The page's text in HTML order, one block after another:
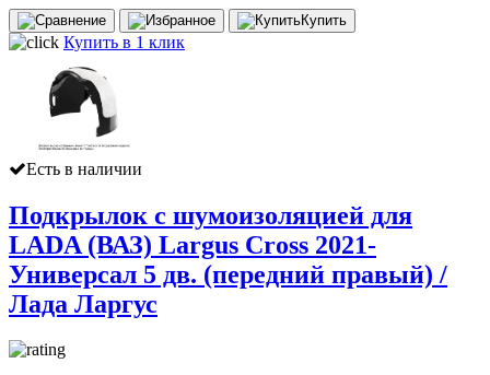
Купить
Купить в 1 клик
Есть в наличии
Подкрылок с шумоизоляцией для
LADA (ВАЗ) Largus Cross 2021-
Универсал 5 дв. (передний правый) /
Лада Ларгус